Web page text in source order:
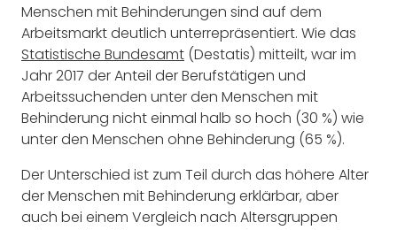
Menschen mit Behinderungen sind auf dem
Arbeitsmarkt deutlich unterrepräsentiert. Wie das
Statistische Bundesamt (Destatis) mitteilt, war im
Jahr 2017 der Anteil der Berufstätigen und
Arbeitssuchenden unter den Menschen mit
Behinderung nicht einmal halb so hoch (30 %) wie
unter den Menschen ohne Behinderung (65 %).
Der Unterschied ist zum Teil durch das höhere Alter
der Menschen mit Behinderung erklärbar, aber
auch bei einem Vergleich nach Altersgruppen